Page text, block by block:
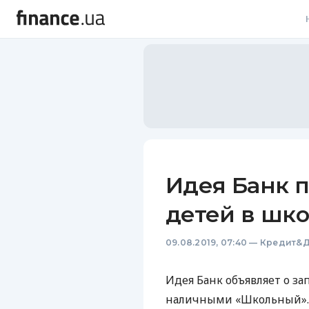
Идея Банк
детей в
09.08.2019, 07:40 —
Идея Банк объявляет о
наличными «Школьный».